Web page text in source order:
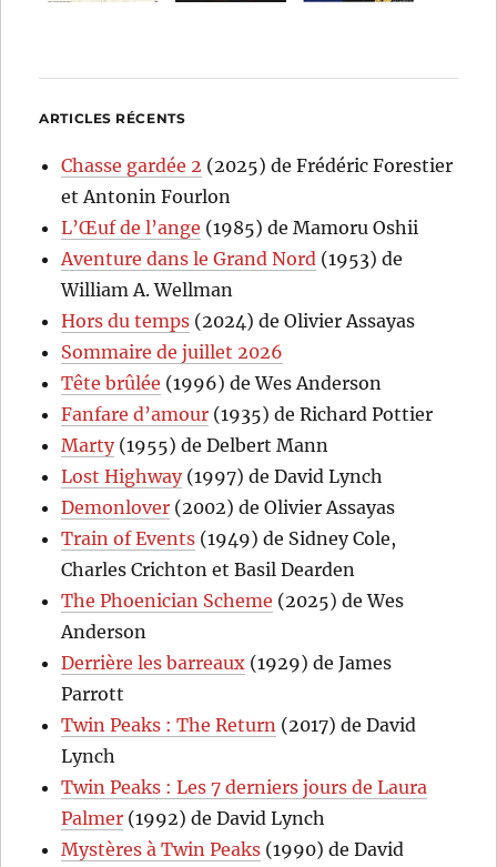
ARTICLES RÉCENTS
Chasse gardée 2 (2025) de Frédéric Forestier
et Antonin Fourlon
L’Œuf de l’ange (1985) de Mamoru Oshii
Aventure dans le Grand Nord (1953) de
William A. Wellman
Hors du temps (2024) de Olivier Assayas
Sommaire de juillet 2026
Tête brûlée (1996) de Wes Anderson
Fanfare d’amour (1935) de Richard Pottier
Marty(1955) de Delbert Mann
Lost Highway(1997) de David Lynch
Demonlover (2002) de Olivier Assayas
Train of Events (1949) de Sidney Cole,
Charles Crichton et Basil Dearden
The Phoenician Scheme (2025) de Wes
Anderson
Derrière les barreaux (1929) de James
Parrott
Twin Peaks : The Return (2017) de David
Lynch
Twin Peaks : Les 7 derniers jours de Laura
Palmer (1992) de David Lynch
Mystères à Twin Peaks (1990) de David